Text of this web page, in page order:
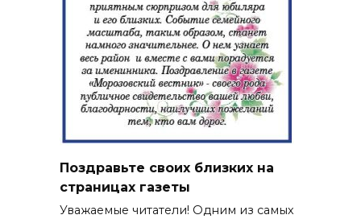
Поздравьте своих близких на
страницах газеты
Уважаемые читатели! Одним из самых